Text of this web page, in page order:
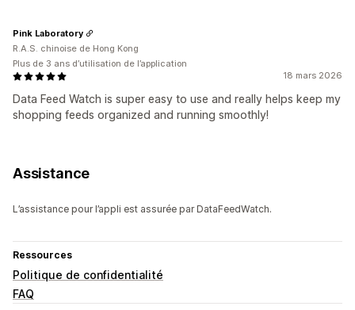
18 mars 2026
Data Feed Watch is super easy to use and really helps keep my
shopping feeds organized and running smoothly!
Pink Laboratory
R.A.S. chinoise de Hong Kong
Plus de 3 ans d’utilisation de l’application
Assistance
L’assistance pour l’appli est assurée par DataFeedWatch.
Ressources
Politique de confidentialité
FAQ